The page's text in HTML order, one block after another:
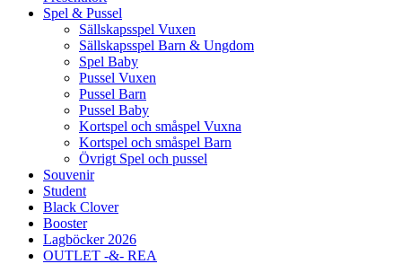
Spel & Pussel
Sällskapsspel Vuxen
Sällskapsspel Barn & Ungdom
Spel Baby
Pussel Vuxen
Pussel Barn
Pussel Baby
Kortspel och småspel Vuxna
Kortspel och småspel Barn
Övrigt Spel och pussel
Souvenir
Student
Black Clover
Booster
Lagböcker 2026
OUTLET -&- REA